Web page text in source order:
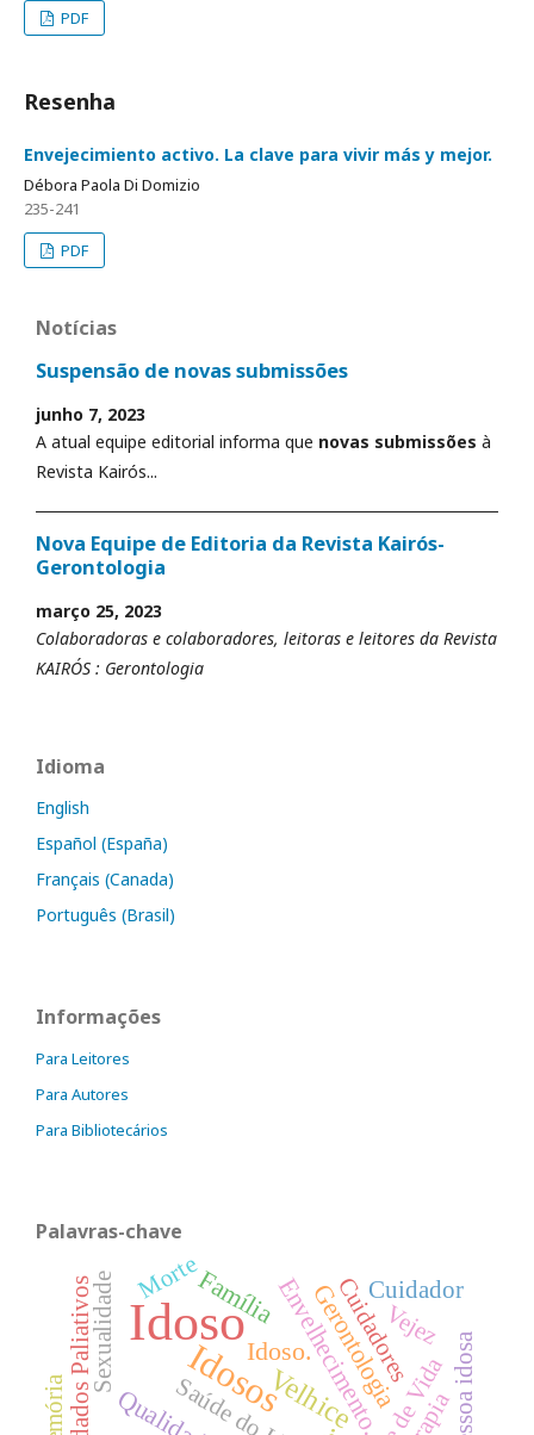
PDF
Resenha
Envejecimiento activo. La clave para vivir más y mejor.
Débora Paola Di Domizio
235-241
PDF
Notícias
Suspensão de novas submissões
junho 7, 2023
A atual equipe editorial informa que novas submissões à
Revista Kairós...
Nova Equipe de Editoria da Revista Kairós-
Gerontologia
março 25, 2023
Colaboradoras e colaboradores, leitoras e leitores da Revista
KAIRÓS : Gerontologia
Idioma
English
Español (España)
Français (Canada)
Português (Brasil)
Informações
Para Leitores
Para Autores
Para Bibliotecários
Palavras-chave
Idoso
IdososVelhice
Envelhecimento.
Idoso.Gerontologia
Família Cuidadores
Sexualidade Morte Cuidador
Pessoa idosa
Vejez
Cuidados Paliativos